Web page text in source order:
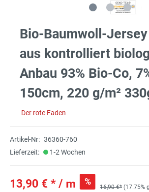
Bio-Baumwoll-
aus kontrolliert
Anbau 93% Bio-Co,
150cm, 220 g/m²
Der rote Faden
Artikel-Nr: 36360-760
Lieferzeit:
1-2 Wochen
13,90 € * / m %
16,90 €* (17.75%